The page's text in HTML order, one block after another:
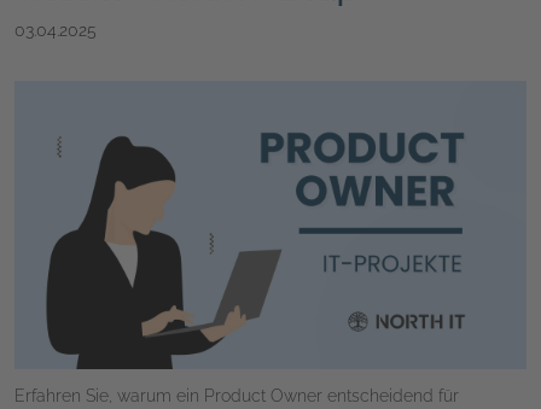
03.04.2025
Erfahren Sie, warum ein Product Owner entscheidend für